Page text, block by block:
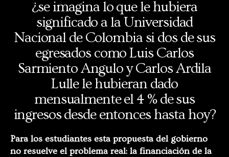
¿se imagina lo que le hubiera
significado a la Universidad
Nacional de Colombia si dos de sus
egresados como Luis Carlos
Sarmiento Angulo y Carlos Ardila
Lulle le hubieran dado
mensualmente el 4 % de sus
ingresos desde entonces hasta hoy?
Para los estudiantes esta propuesta del gobierno
no resuelve el problema real: la financiación de la